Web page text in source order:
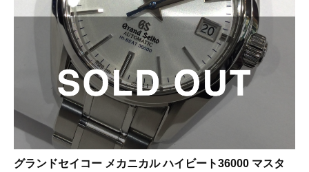
グランドセイコー メカニカル ハイビート36000 マスタ